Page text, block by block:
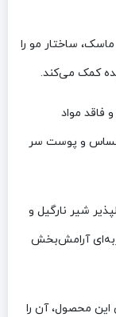
ساختار مو را
کمک می‌کند.
فاقد مواد
حساس و پوست سر
شیر نارگیل و
آرامش‌بخش
این محصول، آن را